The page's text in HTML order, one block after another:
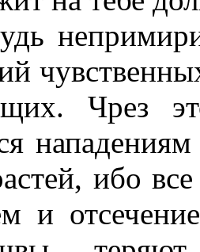
Чрез
ибо
и